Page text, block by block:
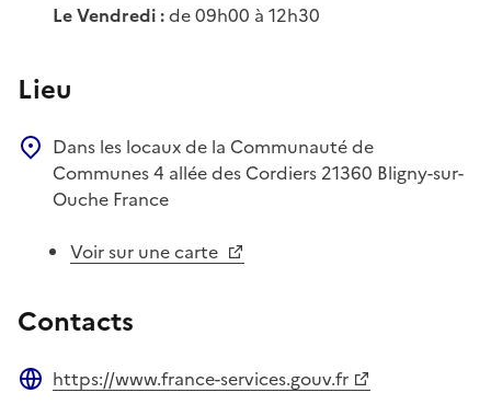
Le Vendredi :de 09h00 à 12h30
Lieu
Dans les locaux de la Communauté de
Communes4 allée des Cordiers 21360 Bligny-sur-
Ouche France
Voir sur une carte
Contacts
https://www.france-services.gouv.fr